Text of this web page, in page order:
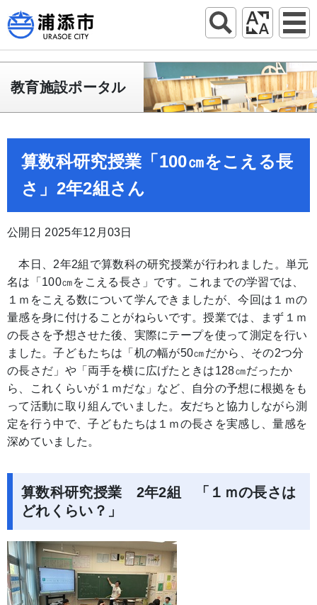
教育施設ポータル
算数科研究授業「100㎝をこえる長
さ」2年2組さん
公開日 2025年12月03日
本日、2年2組で算数科の研究授業が行われました。単元
名は「100㎝をこえる長さ」です。これまでの学習では、
１ｍをこえる数について学んできましたが、今回は１ｍの
量感を身に付けることがねらいです。授業では、まず１ｍ
の長さを予想させた後、実際にテープを使って測定を行い
ました。子どもたちは「机の幅が50㎝だから、その2つ分
の長さだ」や「両手を横に広げたときは128㎝だったか
ら、これくらいが１ｍだな」など、自分の予想に根拠をも
って活動に取り組んでいました。友だちと協力しながら測
定を行う中で、子どもたちは１ｍの長さを実感し、量感を
深めていました。
算数科研究授業 2年2組 「１ｍの長さは
どれくらい？」